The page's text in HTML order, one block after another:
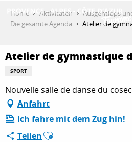
contenu
AKTIVITÄTEN
AUFENTHALT
Home Aktivitäten
Ausgehtipps
Die gesamte Agenda
Atelier de
Atelier de gymnastique
SPORT
Nouvelle salle de danse du
Anfahrt
Ich fahre mit dem Zug hin!
TeilenAjouter aux favoris